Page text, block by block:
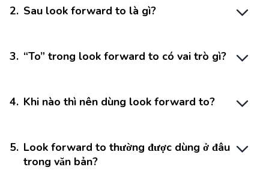
2. Sau look forward to là gì?
3. “To” trong look forward to có vai trò gì?
4. Khi nào thì nên dùng look forward to?
5. Look forward to thường được dùng ở đâu
trong văn bản?